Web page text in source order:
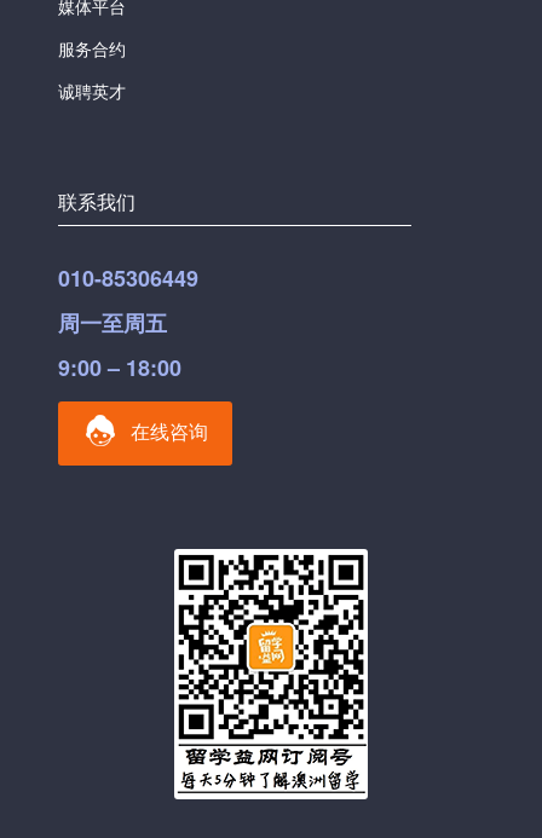
媒体平台
服务合约
诚聘英才
联系我们
010-85306449
周一至周五
9:00 – 18:00
在线咨询